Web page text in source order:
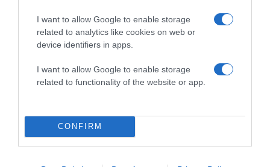
I want to allow Google to enable storage
related to analytics like cookies on web or
device identifiers in apps.
I want to allow Google to enable storage
related to functionality of the website or app.
CONFIRM
2026-08-10.
Így készíts bélbarát, szuperlaktató reggelit